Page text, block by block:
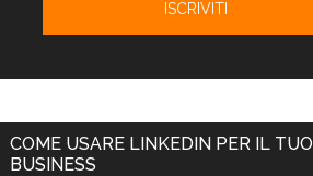
COME USARE LINKEDIN PER IL TUO
BUSINESS